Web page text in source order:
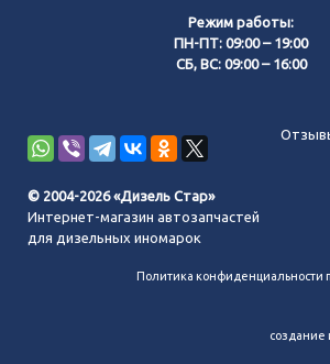
Режим работы:
ПН-ПТ: 09:00 – 19:00
СБ, ВС: 09:00 – 16:00
© 2004-2026 «Дизель Стар»
Интернет-магазин автозапчастей
для дизельных иномарок
Политика конфиденциальности
создание